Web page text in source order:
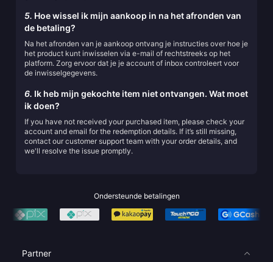
5. Hoe wissel ik mijn aankoop in na het afronden van
de betaling?
Na het afronden van je aankoop ontvang je instructies over hoe je
het product kunt inwisselen via e-mail of rechtstreeks op het
platform. Zorg ervoor dat je je account of inbox controleert voor
de inwisselgegevens.
6. Ik heb mijn gekochte item niet ontvangen. Wat moet
ik doen?
If you have not received your purchased item, please check your
account and email for the redemption details. If it’s still missing,
contact our customer support team with your order details, and
we'll resolve the issue promptly.
Ondersteunde betalingen
Partner